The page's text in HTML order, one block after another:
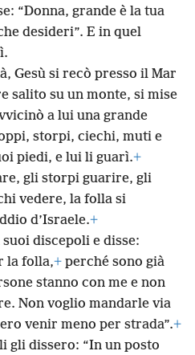
“Donna, grande è la tua
desideri”. E in quel
Gesù si recò presso il Mar
salito su un monte, si mise
a lui una grande
storpi, ciechi, muti e
piedi, e lui li guarì.+
gli storpi guarire, gli
vedere, la folla si
d’Israele.+
suoi discepoli e disse:
la folla,+ perché sono già
stanno con me e non
Non voglio mandarle via
venir meno per strada”.+
gli dissero: “In un posto